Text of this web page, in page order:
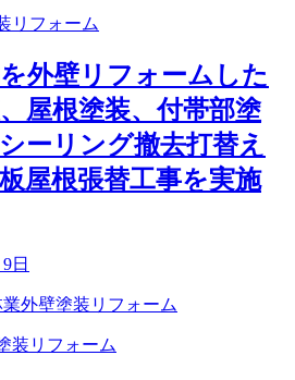
リフォーム
外壁リフォームした
屋根塗装、付帯部塗
ーリング撤去打替え
屋根張替工事を実施
日
装リフォーム